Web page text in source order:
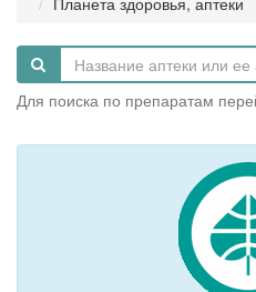
Для поиска по препаратам